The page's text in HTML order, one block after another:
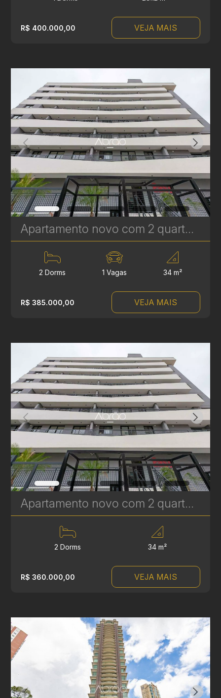
R$ 400.000,00 VEJA MAIS
Apartamento novo com 2 quartos à Venda no Vila Izabel - 34 m² | Ref 647
2 Dorms 1 Vagas 34 m²
R$ 385.000,00 VEJA MAIS
Apartamento novo com 2 quartos à Venda no Vila Izabel - 34 m² | Ref 417
2 Dorms 34 m²
R$ 360.000,00 VEJA MAIS